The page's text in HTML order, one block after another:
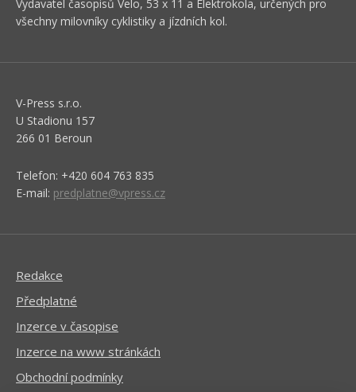
Vydavatel časopisů Velo, 53 x 11 a Elektrokola, určených pro
všechny milovníky cyklistiky a jízdních kol.
V-Press s.r.o.
U Stadionu 157
266 01 Beroun
Telefon: +420 604 763 835
E-mail: predplatne@vpress.cz
Redakce
Předplatné
Inzerce v časopise
Inzerce na www stránkách
Obchodní podmínky